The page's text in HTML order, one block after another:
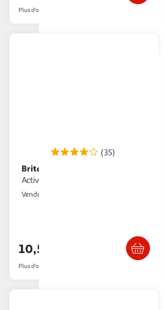
Plus d'offres à partir de
(35)
Brita
Active vert foncé
Vendu par
10,59€
Plus d'offres à partir de